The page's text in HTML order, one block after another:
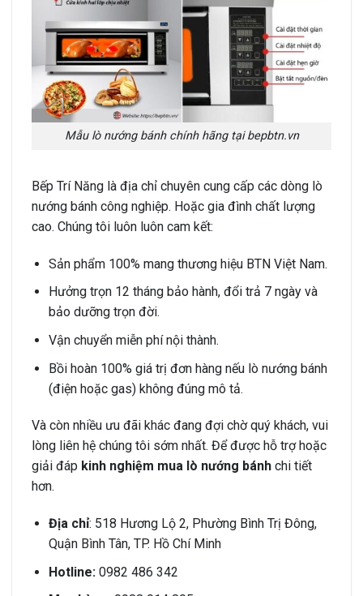
Mẫu lò nướng bánh chính hãng tại bepbtn.vn
Bếp Trí Năng là địa chỉ chuyên cung cấp các dòng lò
nướng bánh công nghiệp. Hoặc gia đình chất lượng
cao. Chúng tôi luôn luôn cam kết:
Sản phẩm 100% mang thương hiệu BTN Việt Nam.
Hưởng trọn 12 tháng bảo hành, đổi trả 7 ngày và
bảo dưỡng trọn đời.
Vận chuyển miễn phí nội thành.
Bồi hoàn 100% giá trị đơn hàng nếu lò nướng bánh
(điện hoặc gas) không đúng mô tả.
Và còn nhiều ưu đãi khác đang đợi chờ quý khách, vui
lòng liên hệ chúng tôi sớm nhất. Để được hỗ trợ hoặc
giải đáp kinh nghiệm mua lò nướng bánh chi tiết
hơn.
Địa chỉ: 518 Hương Lộ 2, Phường Bình Trị Đông,
Quận Bình Tân, TP. Hồ Chí Minh
Hotline:0982 486 342